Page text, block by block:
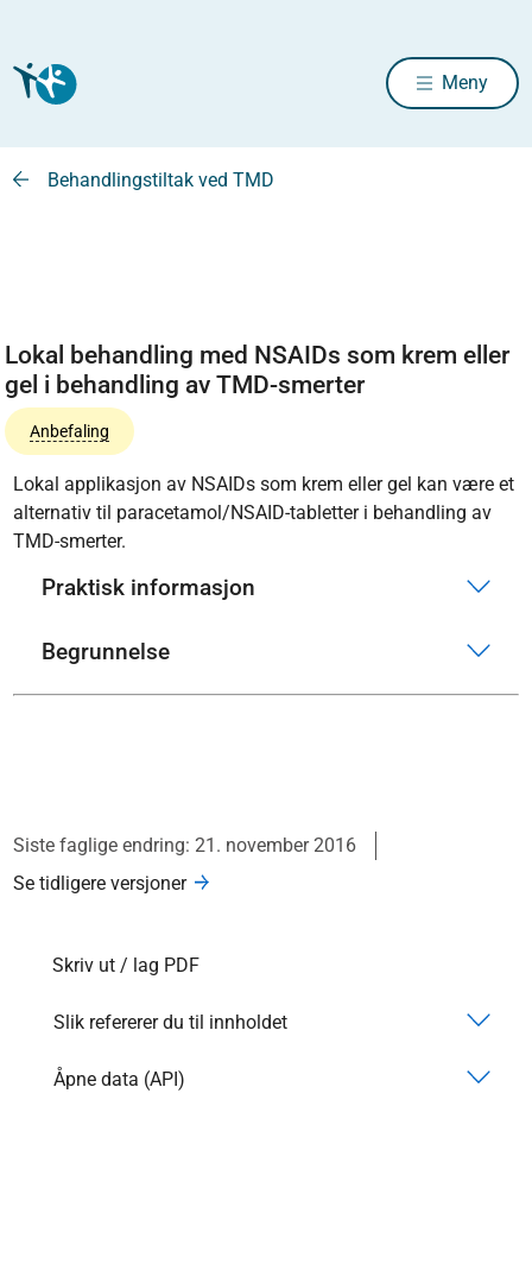
Meny
Behandlingstiltak ved TMD
Lokal behandling med NSAIDs som krem eller
gel i behandling av TMD-smerter
Anbefaling
Lokal applikasjon av NSAIDs som krem eller gel kan være et
alternativ til paracetamol/NSAID-tabletter i behandling av
TMD-smerter.
Praktisk informasjon
Begrunnelse
Siste faglige endring: 21. november 2016
Se tidligere versjoner
Skriv ut / lag PDF
Slik refererer du til innholdet
Åpne data (API)